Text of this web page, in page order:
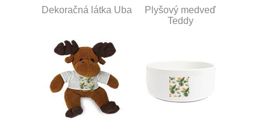
Dekoračná látka Uba
Plyšový medveď
Teddy